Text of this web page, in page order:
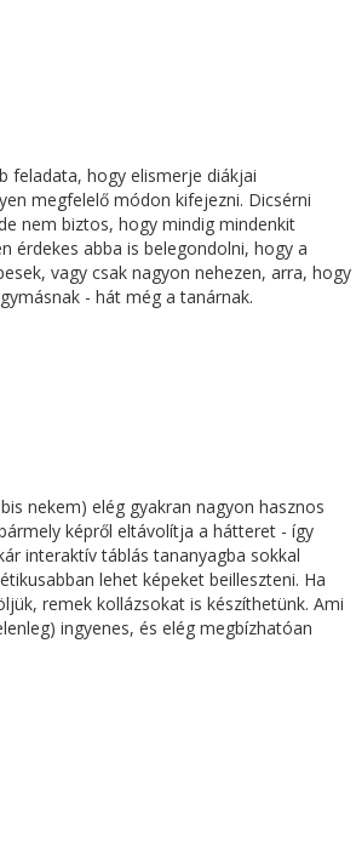
feladata, hogy elismerje diákjai
megfelelő módon kifejezni. Dicsérni
nem biztos, hogy mindig mindenkit
érdekes abba is belegondolni, hogy a
vagy csak nagyon nehezen, arra, hogy
- hát még a tanárnak.
nekem) elég gyakran nagyon hasznos
képről eltávolítja a hátteret - így
interaktív táblás tananyagba sokkal
lehet képeket beilleszteni. Ha
remek kollázsokat is készíthetünk. Ami
ingyenes, és elég megbízhatóan